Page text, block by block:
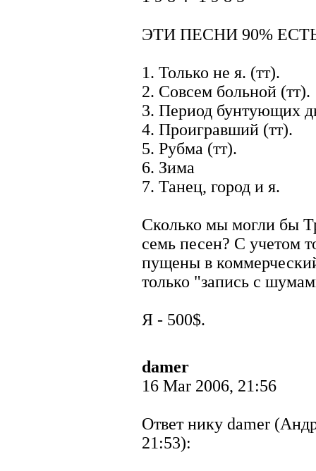
ЭТИ ПЕСНИ 90%
1. Только не я. (тт).
2. Совсем больной (тт).
3. Период бунтующих
4. Проигравший (тт).
5. Рубма (тт).
6. Зима
7. Танец, город и я.
Сколько мы могли бы
семь песен? С учетом
пущены в
только "запись с
Я - 500$.
damer
16 Mar 2006, 21:56
Ответ нику damer
21:53):